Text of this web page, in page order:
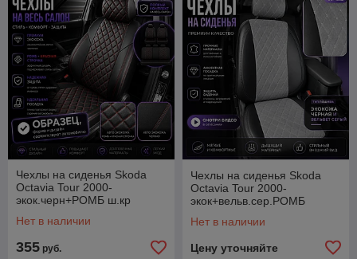
Чехлы на сиденья Skoda
Octavia Tour 2000-
экок.черн+РОМБ ш.кр
Нет в наличии
355 руб.
Чехлы на сиденья Skoda
Octavia Tour 2000-
экок+вельв.сер.РОМБ
Нет в наличии
Цену уточняйте